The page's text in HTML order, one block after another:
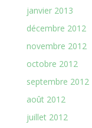
janvier 2013
décembre 2012
novembre 2012
octobre 2012
septembre 2012
août 2012
juillet 2012